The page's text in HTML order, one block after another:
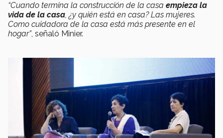
“Cuando termina la construcción de la casa empieza la
vida de la casa, ¿y quién está en casa? Las mujeres.
Como cuidadora de la casa está más presente en el
hogar”, señaló Minier.